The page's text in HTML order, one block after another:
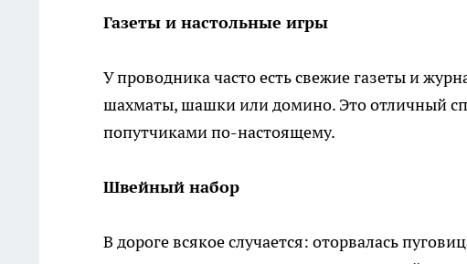
Газеты и настольные игры
У проводника часто есть свежие газеты и
шахматы, шашки или домино. Это отличный
попутчиками по-настоящему.
Швейный набор
В дороге всякое случается: оторвалась